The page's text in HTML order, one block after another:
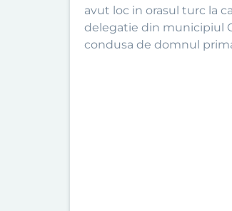
avut loc in orasul turc la
delegatie din municipiul
condusa de domnul